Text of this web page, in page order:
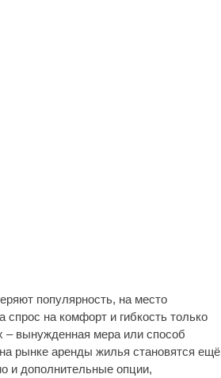
популярность, на место
на комфорт и гибкость только
– вынужденная мера или способ
рынке аренды жилья становятся ещё
и дополнительные опции,